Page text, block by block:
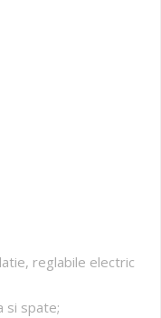
reglabile electric
si spate;